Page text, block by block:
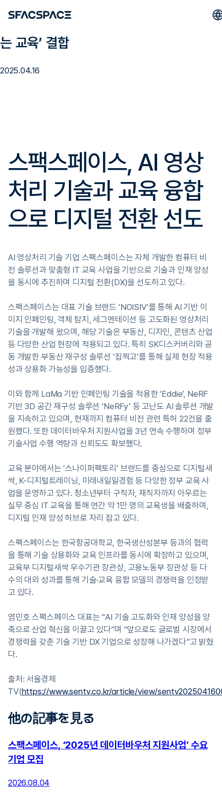
스팩스페이스, ‘산업 바꾸는 기술’·‘미래 여
는 교육’ 결합
2025.04.16
스팩스페이스, AI 영상
처리 기술과 교육 융합
으로 디지털 전환 선도
AI 영상처리 기술 기업 스팩스페이스는 자체 개발한 컴퓨터 비
전 솔루션과 맞춤형 IT 교육 사업을 기반으로 기술과 인재 양성
을 동시에 추진하며 디지털 전환(DX)을 선도하고 있다.
스팩스페이스는 대표 기술 브랜드 ‘NOISIV’를 통해 AI 기반 이
미지 인페인팅, 객체 탐지, 세그멘테이션 등 고도화된 영상처리
기술을 개발해 왔으며, 해당 기술은 부동산, 디자인, 콘텐츠 산업
등 다양한 산업 현장에 적용되고 있다. 특히 SK디스커버리와 공
동 개발한 부동산 재구성 솔루션 ‘집찍고’를 통해 실제 현장 적용
성과 상용화 가능성을 입증했다.
이와 함께 LaMa 기반 인페인팅 기술을 적용한 ‘Eddie’, NeRF
기반 3D 공간 재구성 솔루션 ‘NeRFy’ 등 고난도 AI 솔루션 개발
을 지속하고 있으며, 현재까지 컴퓨터 비전 관련 특허 22건을 출
원했다. 또한 데이터바우처 지원사업을 3년 연속 수행하며 정부
기술사업 수행 역량과 신뢰도도 확보했다.
교육 분야에서는 ‘스나이퍼팩토리’ 브랜드를 중심으로 디지털새
싹, K-디지털트레이닝, 미래내일일경험 등 다양한 정부 교육 사
업을 운영하고 있다. 청소년부터 구직자, 재직자까지 아우르는
실무 중심 IT 교육을 통해 연간 약 1만 명의 교육생을 배출하며,
디지털 인재 양성 허브로 자리 잡고 있다.
스팩스페이스는 한국항공대학교, 한국생산성본부 등과의 협력
을 통해 기술 상용화와 교육 인프라를 동시에 확장하고 있으며,
교육부 디지털새싹 우수기관 장관상, 고용노동부 장관상 등 다
수의 대외 성과를 통해 기술·교육 융합 모델의 경쟁력을 인정받
고 있다.
염민호 스팩스페이스 대표는 “AI 기술 고도화와 인재 양성을 양
축으로 산업 혁신을 이끌고 있다”며 “앞으로도 글로벌 시장에서
경쟁력을 갖춘 기술 기반 DX 기업으로 성장해 나가겠다”고 밝혔
다.
출처: 서울경제
TV(https://www.sentv.co.kr/article/view/
他の記事を見る
스팩스페이스, ‘2025년 데이터바우처 지원사업’ 수요
기업 모집
2026.08.04